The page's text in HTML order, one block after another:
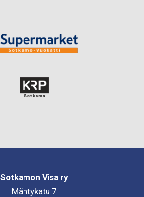
Sotkamon Visa ry
Mäntykatu 7